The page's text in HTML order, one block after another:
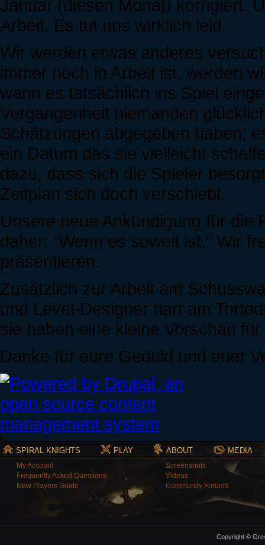
Januar (diesen Monat) korrigiert.
Arbeit. Es tut uns wirklich leid.
Wir werden etwas anderes
immer noch in Arbeit ist, werden
wann es tatsächlich ins Spiel
Vergangenheit niemanden
Schätzungen abgegeben haben;
ein Datum das sie vielleicht
dazu, dass sich die Spieler
Zeitplan sich doch verschiebt.
Unsere neue Ankündigung für die
daher: "Wenn es soweit ist." Wir
präsentieren.
Zusätzlich zur Arbeit am
und Level-Designer hart am
sie haben eine kleine Vorschau
Danke für eure Geduld und euer
SPIRAL KNIGHTS PLAY ABOUT MEDIA
My Account
Frequently Asked Questions
New Players Guide
Screenshots
Videos
Community Forums
Copyright ©